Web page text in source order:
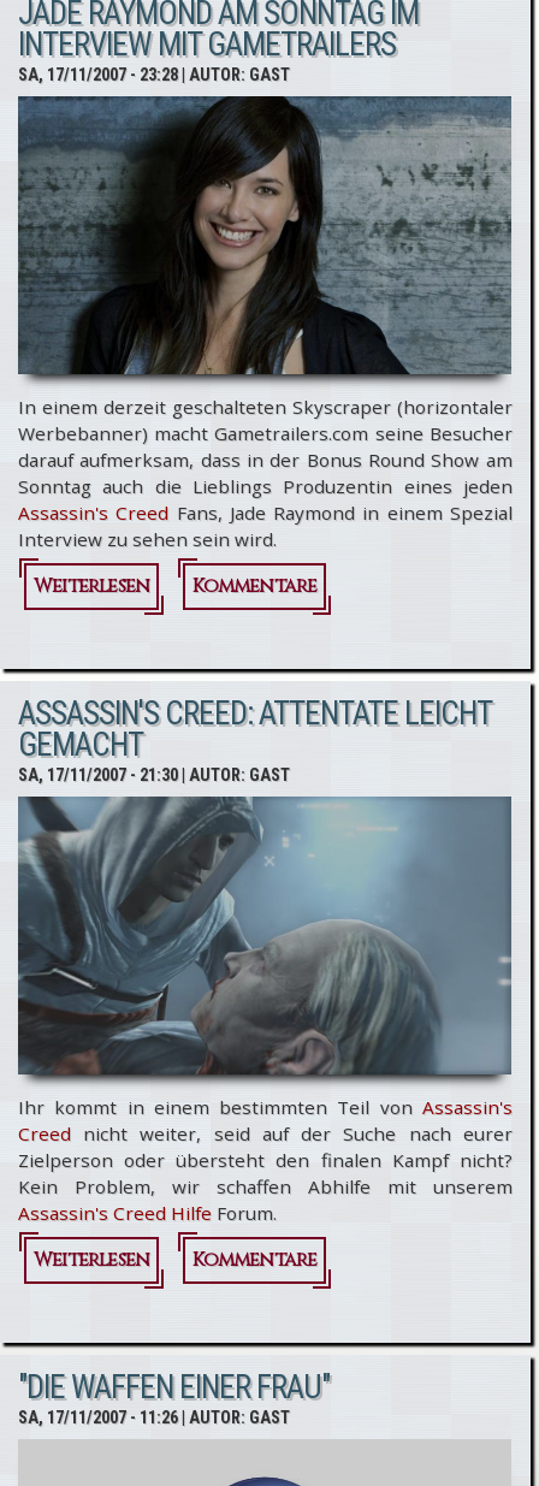
Wir helfen!
Assassins Creed-
Konsolen Skins
JADE RAYMOND AM SONNTAG IM
INTERVIEW MIT GAMETRAILERS
SA, 17/11/2007 - 23:28| AUTOR: GAST
In einem derzeit geschalteten Skyscraper (horizontaler
Werbebanner) macht Gametrailers.com seine Besucher
darauf aufmerksam, dass in der Bonus Round Show am
Sonntag auch die Lieblings Produzentin eines jeden
Assassin's Creed Fans, Jade Raymond in einem Spezial
Interview zu sehen sein wird.
Weiterlesen
über Jade
Sonntag im
Interview
Gametrailers
Kommentare
ASSASSIN'S CREED: ATTENTATE LEICHT
GEMACHT
SA, 17/11/2007 - 21:30| AUTOR: GAST
Ihr kommt in einem bestimmten Teil von Assassin's
Creed nicht weiter, seid auf der Suche nach eurer
Zielperson oder übersteht den finalen Kampf nicht?
Kein Problem, wir schaffen Abhilfe mit unserem
Assassin's Creed Hilfe Forum.
Weiterlesen
über
Creed:
Attentate
leicht
Kommentare
"DIE WAFFEN EINER FRAU"
SA, 17/11/2007 - 11:26| AUTOR: GAST